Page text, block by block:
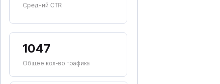
1047
Средний CTR
Общее кол-во трафика